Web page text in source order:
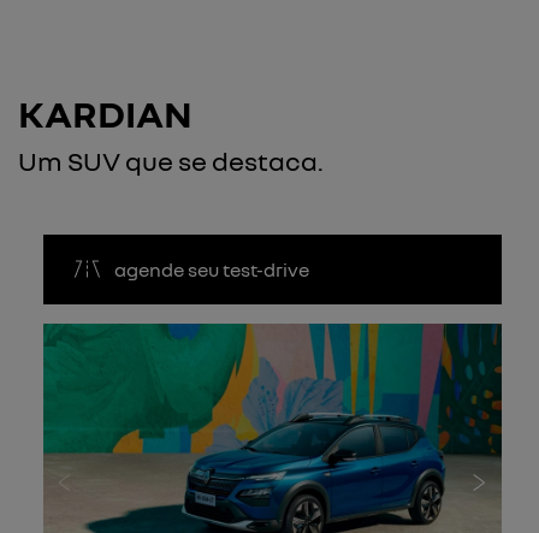
KARDIAN
Um SUV que se destaca.
agende seu test-drive
Anterior